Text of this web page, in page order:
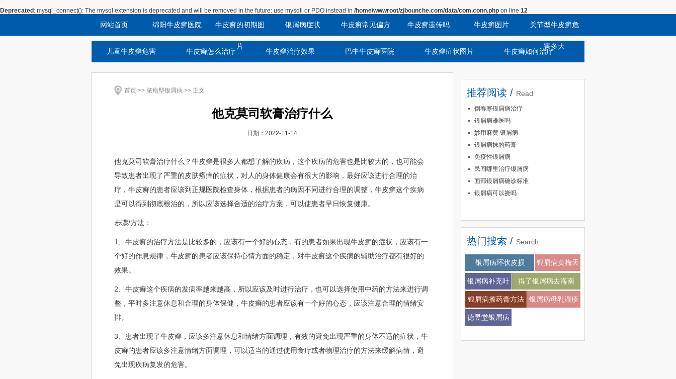
Deprecated : mysql_connect(): The mysql extension is deprecated and will be removed in the future: use mysqli or PDO instead in /home/wwwroot/zjbounche.com/data/com.conn.php on line 12
网站首页 绵阳牛皮癣医院 牛皮癣的初期图
片
银屑病症状 牛皮癣常见偏方 牛皮癣遗传吗 牛皮癣图片 关节型牛皮癣危
害多大
儿童牛皮癣危害 牛皮癣怎么治疗 牛皮癣治疗效果 巴中牛皮癣医院 牛皮癣症状图片 牛皮癣如何治疗
首页 >> 脓疱型银屑病 >> 正文
他克莫司软膏治疗什么
日期：2022-11-14
他克莫司软膏治疗什么？牛皮癣是很多人都想了解的疾病，这个疾病的危害也是比较大的，也可能会
导致患者出现了严重的皮肤瘙痒的症状，对人的身体健康会有很大的影响，最好应该进行合理的治
疗，牛皮癣的患者应该到正规医院检查身体，根据患者的病因不同进行合理的调整，牛皮癣这个疾病
是可以得到彻底根治的，所以应该选择合适的治疗方案，可以使患者早日恢复健康。
步骤/方法：
1、牛皮癣的治疗方法是比较多的，应该有一个好的心态，有的患者如果出现牛皮癣的症状，应该有一
个好的作息规律，牛皮癣的患者应该保持心情方面的稳定，对牛皮癣这个疾病的辅助治疗都有很好的
效果。
2、牛皮癣这个疾病的发病率越来越高，所以应该及时进行治疗，也可以选择使用中药的方法来进行调
整，平时多注意休息和合理的身体保健，牛皮癣的患者应该有一个好的心态，应该注意合理的情绪安
排。
3、患者出现了牛皮癣，应该多注意休息和情绪方面调理，有效的避免出现严重的身体不适的症状，牛
皮癣的患者应该多注意情绪方面调理，可以适当的通过使用食疗或者物理治疗的方法来缓解病情，避
免出现疾病复发的危害。
推荐阅读 / Read
倒春寒银屑病治疗
银屑病难医吗
妙用麻黄 银屑病
银屑病抹的药膏
免疫性银屑病
民间哪里治疗银屑病
面部银屑病确诊标准
银屑病可以挠吗
热门搜索 / Search
银屑病会不会扩张
银屑病环状皮损 银屑病黄梅天
银屑病补充叶
酸
得了银屑病去海南
银屑病擦药膏方法 银屑病母乳湿疹
德昱堂银屑病